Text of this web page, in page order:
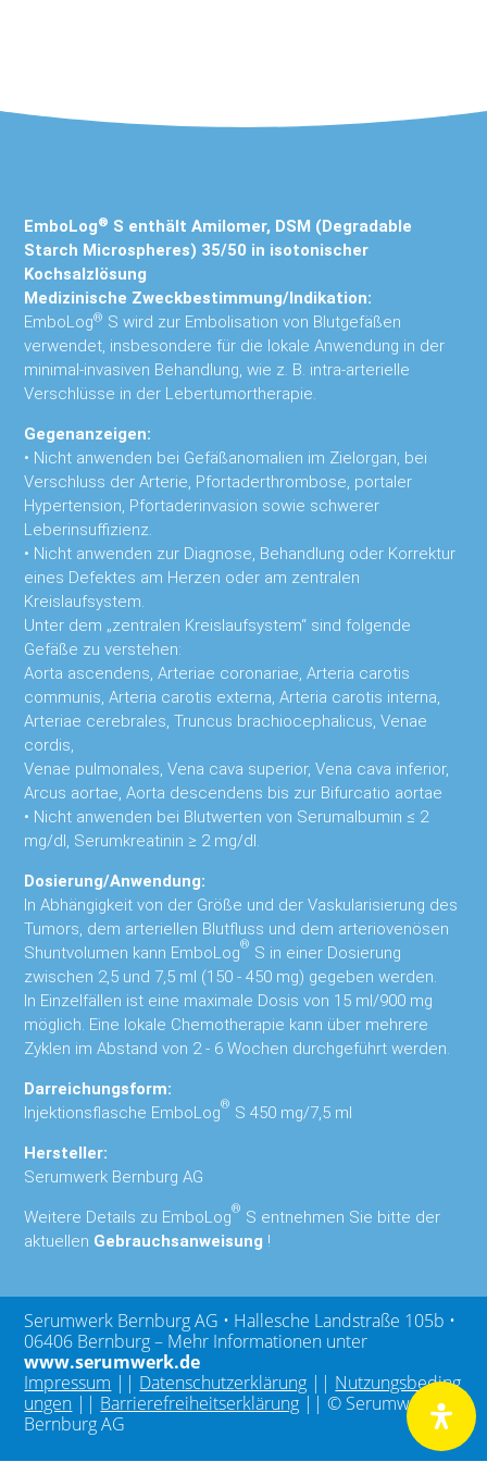
EmboLog® S enthält Amilomer, DSM (Degradable
Starch Microspheres) 35/50 in isotonischer
Kochsalzlösung
Medizinische Zweckbestimmung/Indikation:
EmboLog® S wird zur Embolisation von Blutgefäßen
verwendet, insbesondere für die lokale Anwendung in der
minimal-invasiven Behandlung, wie z. B. intra-arterielle
Verschlüsse in der Lebertumortherapie.
Gegenanzeigen:
• Nicht anwenden bei Gefäßanomalien im Zielorgan, bei
Verschluss der Arterie, Pfortaderthrombose, portaler
Hypertension, Pfortaderinvasion sowie schwerer
Leberinsuffizienz.
• Nicht anwenden zur Diagnose, Behandlung oder Korrektur
eines Defektes am Herzen oder am zentralen
Kreislaufsystem.
Unter dem „zentralen Kreislaufsystem“ sind folgende
Gefäße zu verstehen:
Aorta ascendens, Arteriae coronariae, Arteria carotis
communis, Arteria carotis externa, Arteria carotis interna,
Arteriae cerebrales, Truncus brachiocephalicus, Venae
cordis,
Venae pulmonales, Vena cava superior, Vena cava inferior,
Arcus aortae, Aorta descendens bis zur Bifurcatio aortae
• Nicht anwenden bei Blutwerten von Serumalbumin ≤ 2
mg/dl, Serumkreatinin ≥ 2 mg/dl.
Dosierung/Anwendung:
In Abhängigkeit von der Größe und der Vaskularisierung des
Tumors, dem arteriellen Blutfluss und dem arteriovenösen
Shuntvolumen kann EmboLog® S in einer Dosierung
zwischen 2,5 und 7,5 ml (150 - 450 mg) gegeben werden.
In Einzelfällen ist eine maximale Dosis von 15 ml/900 mg
möglich. Eine lokale Chemotherapie kann über mehrere
Zyklen im Abstand von 2 - 6 Wochen durchgeführt werden.
Darreichungsform:
Injektionsflasche EmboLog® S 450 mg/7,5 ml
Hersteller:
Serumwerk Bernburg AG
Weitere Details zu EmboLog® S entnehmen Sie bitte der
aktuellen Gebrauchsanweisung !
Serumwerk Bernburg AG • Hallesche Landstraße 105b •
06406 Bernburg – Mehr Informationen unter
www.serumwerk.de
Impressum || Datenschutzerklärung || Nutzungsbeding
ungen || Barrierefreiheitserklärung ||© Serumwerk
Bernburg AG